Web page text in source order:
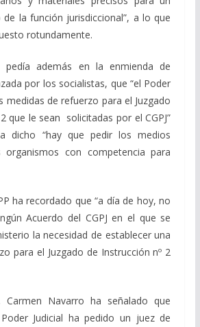
la función jurisdiccional”, a lo que
rotundamente.
pedía además en la enmienda de
por los socialistas, que “el Poder
medidas de refuerzo para el Juzgado
que le sean solicitadas por el CGPJ”
dicho “hay que pedir los medios
organismos con competencia para
ha recordado que “a día de hoy, no
Acuerdo del CGPJ en el que se
la necesidad de establecer una
para el Juzgado de Instrucción nº 2
Carmen Navarro ha señalado que
Judicial ha pedido un juez de